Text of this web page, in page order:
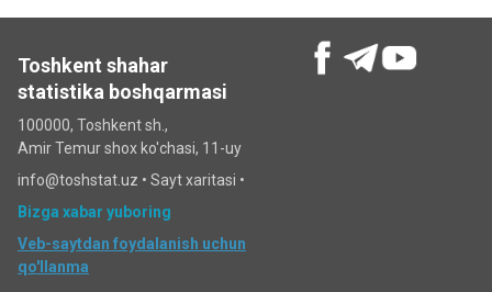
Toshkent shahar
statistika boshqarmasi
100000, Toshkent sh.,
Amir Temur shox ko'chasi, 11-uy
info@toshstat.uz • Sayt xaritasi •
Bizga xabar yuboring
Veb-saytdan foydalanish uchun
qo'llanma